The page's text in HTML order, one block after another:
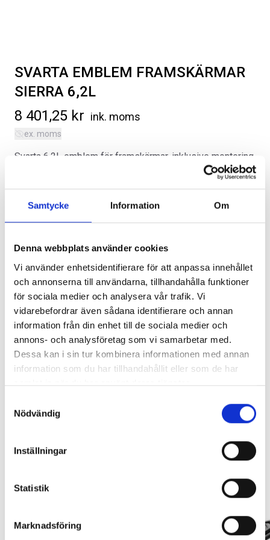
Samtycke Information Om
Denna webbplats använder cookies
Vi använder enhetsidentifierare för att anpassa innehållet
och annonserna till användarna, tillhandahålla funktioner
för sociala medier och analysera vår trafik. Vi
vidarebefordrar även sådana identifierare och annan
information från din enhet till de sociala medier och
annons- och analysföretag som vi samarbetar med.
Dessa kan i sin tur kombinera informationen med annan
information som du har tillhandahållit eller som de har
samlat in när du har använt deras tjänster.
Nödvändig
Inställningar
Statistik
Marknadsföring
SVARTA RAM EMBLEM I
Artikelnr: RA0109
808
Artikelnr:
Lägg i varukorg
Artikelnr:
RA0146
1 960kr
Välj alternativ
ORIGINAL GUMMIMATTOR
FRAM OCH BAK CREWCAB I 14-
24
Artikelnr:DO0161
4 610kr
Lägg i varukorg
SVARTA EMBLEM FRAMSKÄRMAR
SIERRA 6,2L
8 401,25 kr ink. moms
ex. moms
Svarta 6.2L emblem för framskärmar, inklusive montering.
Artikelnr:CV0274
Alternativ
Lägg i varukorg
Leveranstid ca 2 veckor. Obs, bilder på produkten är endast
avsedda för referens, den faktiska produkten kan skilja sig.
Original artikelnr:86532094
Relaterade produkter